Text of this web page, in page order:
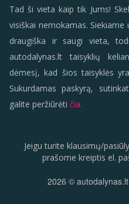
Tad ši vieta kaip tik Jums!
visiškai nemokamas.
draugiška ir saugi vieta,
autodalynas.lt taisyklių
dėmesį, kad šios taisyklės
Sukurdamas paskyrą,
galite peržiūrėti čia.
Jeigu turite klausimų/
prašome kreiptis el.
2026 ©